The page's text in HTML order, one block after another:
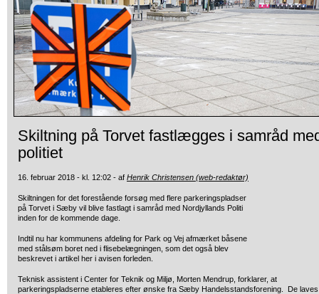
Skiltning på Torvet fastlægges i samråd
politiet
16. februar 2018 - kl. 12:02 - af Henrik Christensen (web-redaktør)
Skiltningen for det forestående forsøg med flere parkeringspladser
på Torvet i Sæby vil blive fastlagt i samråd med Nordjyllands Politi
inden for de kommende dage.
Indtil nu har kommunens afdeling for Park og Vej afmærket båsene
med stålsøm boret ned i flisebelægningen, som det også blev
beskrevet i artikel her i avisen forleden.
Teknisk assistent i Center for Teknik og Miljø, Morten Mendrup, forklarer, at
parkeringspladserne etableres efter ønske fra Sæby Handelsstandsforening. De laves